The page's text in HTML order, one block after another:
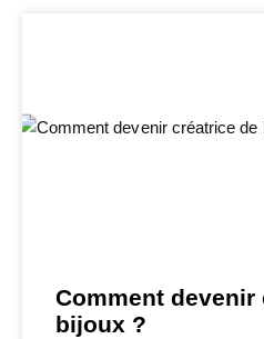
Comment devenir
bijoux ?